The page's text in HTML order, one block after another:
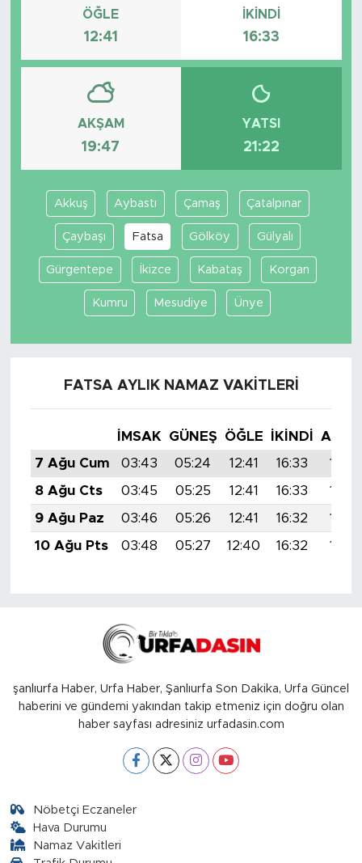
ÖĞLE
12:41
İKINDI
16:33
AKŞAM
19:47
YATSI
21:22
Akkuş Aybastı Çamaş Çatalpınar
Çaybaşı Fatsa Gölköy Gülyalı
Gürgentepe İkizce Kabataş Korgan
Kumru Mesudiye Ünye
FATSA AYLIK NAMAZ VAKITLERI
İMSAK GÜNEŞ ÖĞLE İKINDI
7 Ağu Cum
03:43 05:24 12:41 16:33
19:47
8 Ağu Cts
03:45 05:25 12:41 16:33
19:46
9 Ağu Paz
03:46 05:26 12:41 16:32
19:45
10 Ağu Pts
03:48 05:27 12:40 16:32 19:44
şanlıurfa Haber, Urfa Haber, Şanlıurfa Son Dakika, Urfa Güncel
haberini ve gündemi yakından takip etmeniz için doğru olan
haber sayfası adresiniz urfadasin.com
Nöbetçi Eczaneler
Hava Durumu
Namaz Vakitleri